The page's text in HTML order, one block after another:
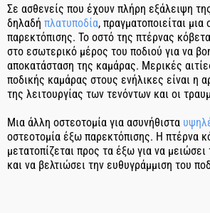
Σε ασθενείς που έχουν πλήρη εξάλειψη
δηλαδή πλατυποδία, πραγματοποιείται
παρεκτόπισης. Το οστό της πτέρνας
στο εσωτερικό μέρος του ποδιού για να
αποκατάσταση της καμάρας. Μερικές
ποδικής καμάρας στους ενήλικες είναι η
της λειτουργίας των τενόντων και οι
Μια άλλη οστεοτομία για ασυνήθιστα
οστεοτομία έξω παρεκτόπισης. Η πτέρνα
μετατοπίζεται προς τα έξω για να
και να βελτιώσει την ευθυγράμμιση του